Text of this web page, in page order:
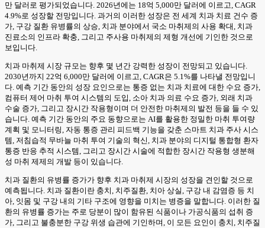
만 달러로 평가되었습니다. 2026년에는 18억 5,000만 달러에 이르고, CAGR
4.9%로 성장할 전망입니다. 과거의 이러한 성장은 전 세계 치과 치료 건수 증
가, 구강 질환 유병률의 상승, 치과 분야에서 국소 마취제의 사용 확대, 치과
진료소의 인프라 확충, 그리고 주사용 마취제의 제형 개선에 기인한 것으로
보입니다.
치과 마취제 시장 규모는 향후 몇 년간 강력한 성장이 전망되고 있습니다.
2030년까지 22억 6,000만 달러에 이르고, CAGR은 5.1%를 나타낼 전망입니
다. 예측 기간 동안의 성장 요인으로는 통증 없는 치과 치료에 대한 수요 증가,
컴퓨터 제어 마취 투여 시스템의 도입, 소아 치과 의료 수요 증가, 외래 치과
수술 증가, 그리고 장시간 작용형이며 더 안전한 마취제의 발전 등을 들 수 있
습니다. 예측 기간 동안의 주요 동향으로는 AI를 활용한 정밀한 마취 투여량
계획 및 모니터링, 자동 통증 관리 피드백 기능을 갖춘 스마트 치과 주사 시스
템, 저침습적 무바늘 마취 투여 기술의 혁신, 치과 분야의 디지털 통합형 환자
통증 반응 추적 시스템, 그리고 장시간 시술에 적합한 장시간 작용형 생분해
성 마취 제제의 개발 등이 있습니다.
치과 질환의 유병률 증가가 향후 치과 마취제 시장의 성장을 견인할 것으로
예측됩니다. 치과 질환이란 충치, 치주질환, 치아 상실, 구강 내 감염증 등 치
아, 잇몸 및 구강 내의 기타 구조에 영향을 미치는 병증을 말합니다. 이러한 질
환의 유병률 증가는 주로 당분이 많이 함유된 식품이나 가공식품의 섭취 증
가, 그리고 불충분한 구강 위생 습관에 기인하며, 이 모든 요인이 충치, 치주질